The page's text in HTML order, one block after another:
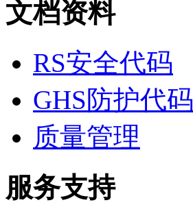
微米/纳米电子材
料
有机和印刷电子学
高分子科学
基准试剂
对照品
指示剂
染料中间体
标准品
色谱试剂
分子筛
文档资料
RS安全代码
GHS防护代码
质量管理
服务支持